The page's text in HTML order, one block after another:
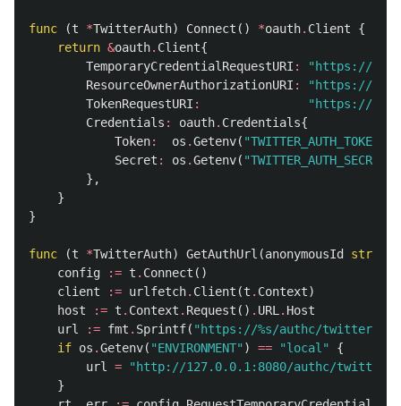
func (t *TwitterAuth) Connect () *oauth. Client
{
return &oauth. Client{
TemporaryCredentialRequestURI :
"https://
ResourceOwnerAuthorizationURI :
"https://
TokenRequestURI :
"https://
Credentials : oauth. Credentials{
Token: os .Getenv( "TWITTER_AUTH_TOKEN"
Secret : os .Getenv( "TWITTER_AUTH_SECRET"
},
}
}
func (t *TwitterAuth) GetAuthUrl (anonymousId string
config
:= t . Connect ()
client
:= urlfetch. Client (t . Context)
host
:= t . Context . Request () . URL. Host
url
:= fmt . Sprintf( "https://%s/authc/twitter"
if os .Getenv( "ENVIRONMENT" ) == "local"
{
url =
"http://127.0.0.1:8080/authc/twitter"
}